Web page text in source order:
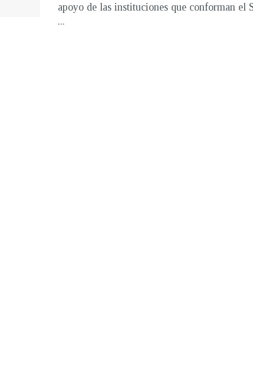
apoyo de las instituciones que conforman el
...